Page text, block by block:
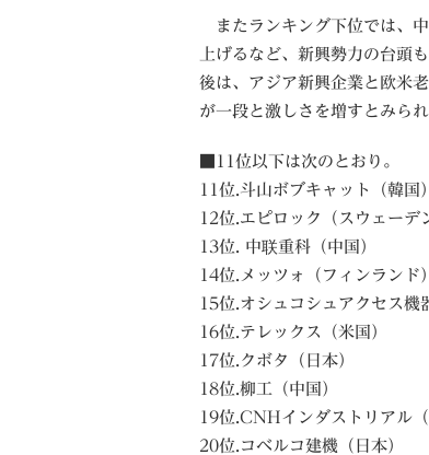
またランキング下位では、
上げるなど、新興勢力の台頭
後は、アジア新興企業と欧米
が一段と激しさを増すとみられ
■11位以下は次のとおり。
11位.斗山ボブキャット（韓国）
12位.エピロック（スウェーデ
13位. 中联重科（中国）
14位.メッツォ（フィンランド）
15位.オシュコシュアクセス機
16位.テレックス（米国）
17位.クボタ（日本）
18位.柳工（中国）
19位.CNHインダストリアル（
20位.コベルコ建機（日本）